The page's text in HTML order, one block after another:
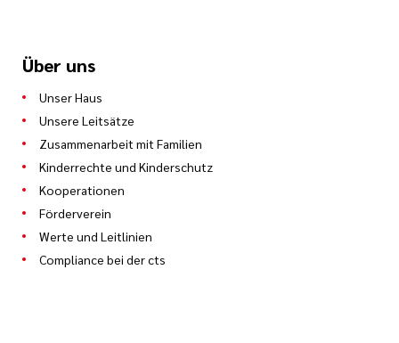
Über uns
Unser Haus
Unsere Leitsätze
Zusammenarbeit mit Familien
Kinderrechte und Kinderschutz
Kooperationen
Förderverein
Werte und Leitlinien
Compliance bei der cts